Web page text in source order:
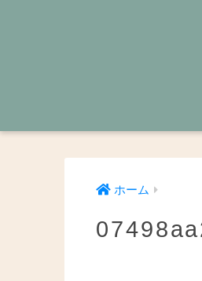
ホーム